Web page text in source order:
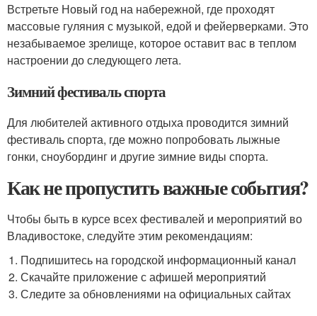
Встретьте Новый год на набережной, где проходят
массовые гуляния с музыкой, едой и фейерверками. Это
незабываемое зрелище, которое оставит вас в теплом
настроении до следующего лета.
Зимний фестиваль спорта
Для любителей активного отдыха проводится зимний
фестиваль спорта, где можно попробовать лыжные
гонки, сноубординг и другие зимние виды спорта.
Как не пропустить важные события?
Чтобы быть в курсе всех фестивалей и мероприятий во
Владивостоке, следуйте этим рекомендациям:
Подпишитесь на городской информационный канал
Скачайте приложение с афишей мероприятий
Следите за обновлениями на официальных сайтах